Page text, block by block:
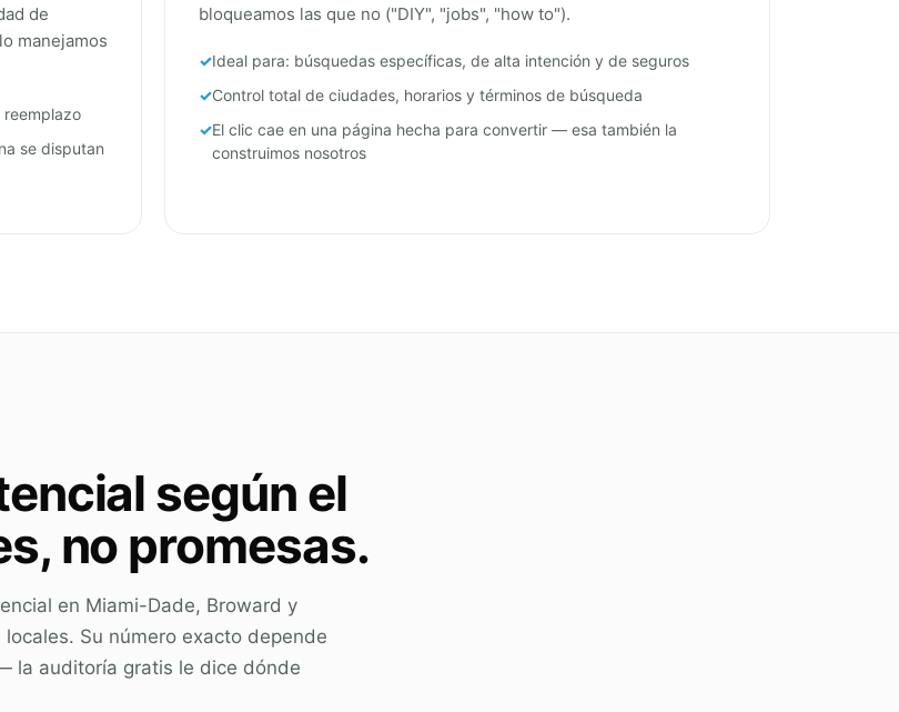
de
manejamos
se disputan
bloqueamos las que no ("DIY", "jobs", "how to").
Ideal para: búsquedas específicas, de alta intención y de seguros
Control total de ciudades, horarios y términos de búsqueda
El clic cae en una página hecha para convertir — esa también la
construimos nosotros
según el
no promesas.
en Miami-Dade, Broward y
Su número exacto depende
la auditoría gratis le dice dónde